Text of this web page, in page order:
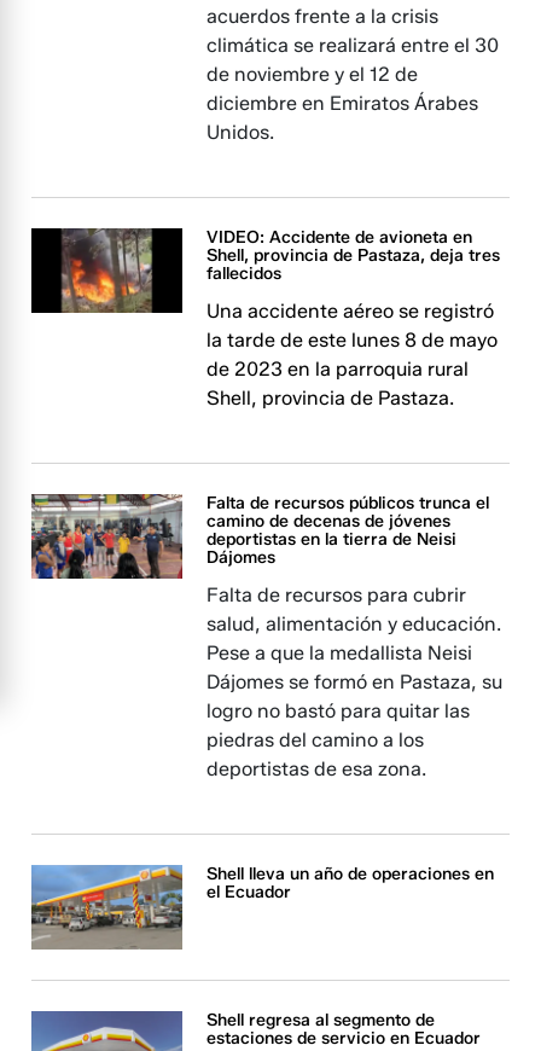
acuerdos frente a la crisis
climática se realizará entre el 30
de noviembre y el 12 de
diciembre en Emiratos Árabes
Unidos.
VIDEO: Accidente de avioneta en
Shell, provincia de Pastaza, deja tres
fallecidos
Una accidente aéreo se registró
la tarde de este lunes 8 de mayo
de 2023 en la parroquia rural
Shell, provincia de Pastaza.
Falta de recursos públicos trunca el
camino de decenas de jóvenes
deportistas en la tierra de Neisi
Dájomes
Falta de recursos para cubrir
salud, alimentación y educación.
Pese a que la medallista Neisi
Dájomes se formó en Pastaza, su
logro no bastó para quitar las
piedras del camino a los
deportistas de esa zona.
Shell lleva un año de operaciones en
el Ecuador
Shell regresa al segmento de
estaciones de servicio en Ecuador